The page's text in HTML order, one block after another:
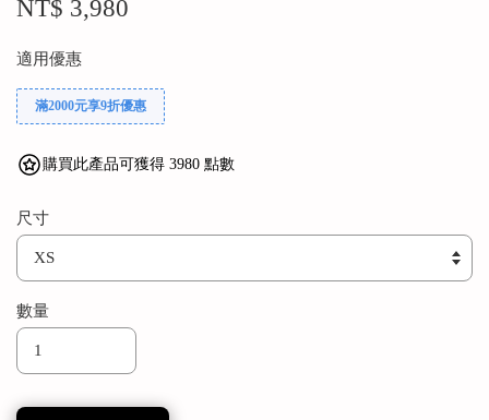
NT$ 3,980
適用優惠
滿2000元享9折優惠
購買此產品可獲得 3980 點數
尺寸
數量